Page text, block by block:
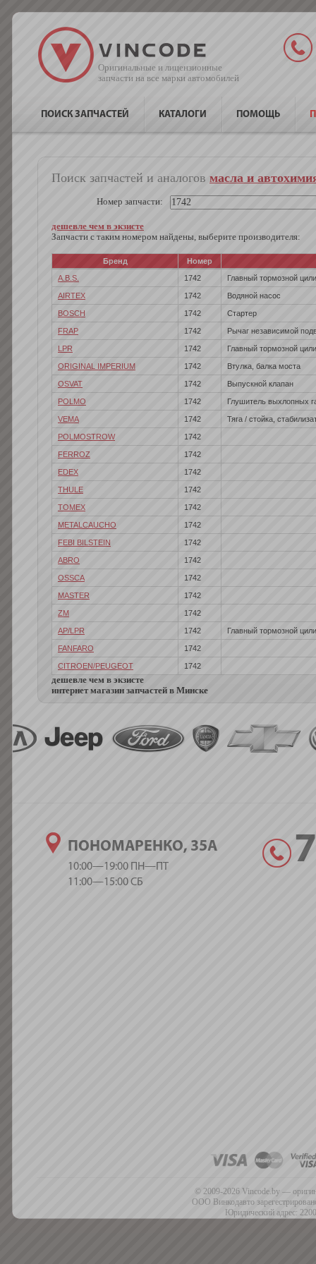
Оригинальные и лицензионные
запчасти на все марки автомобилей
ПОИСК ЗАПЧАСТЕЙ КАТАЛОГИ ПОМОЩЬ
Поиск запчастей и аналогов масла и
Номер запчасти:
дешевле чем в экзисте
Запчасти с таким номером найдены, выберите производителя:
Бренд
Номер
A.B.S.
1742 Главный тормозной
AIRTEX 1742 Водяной насос
BOSCH 1742 Стартер
FRAP 1742 Рычаг независимой
LPR 1742 Главный тормозной
ORIGINAL IMPERIUM 1742 Втулка, балка моста
OSVAT 1742 Выпускной клапан
POLMO 1742 Глушитель выхлопных
VEMA 1742 Тяга / стойка,
POLMOSTROW 1742
FERROZ 1742
EDEX 1742
THULE 1742
TOMEX 1742
METALCAUCHO 1742
FEBI BILSTEIN 1742
ABRO 1742
OSSCA 1742
MASTER 1742
ZM 1742
AP/LPR 1742 Главный тормозной
FANFARO 1742
CITROEN/PEUGEOT 1742
дешевле чем в экзисте
интернет магазин запчастей в Минске
ПОНОМАРЕНКО, 35А
10:00—19:00 ПН—ПТ
11:00—15:00 СБ
© 2009-2026 Vincode.by —
ООО Винкодавто
Юридический адрес: